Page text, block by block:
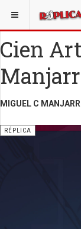
ESTÁ AQUÍ:
Cien
MIGUEL C
RÉPLICA